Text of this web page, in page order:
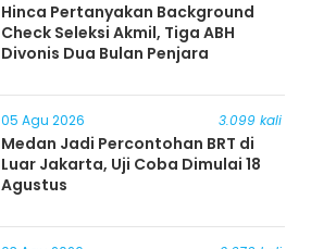
Hinca Pertanyakan Background
Check Seleksi Akmil, Tiga ABH
Divonis Dua Bulan Penjara
05 Agu 2026 3.099 kali
Medan Jadi Percontohan BRT di
Luar Jakarta, Uji Coba Dimulai 18
Agustus